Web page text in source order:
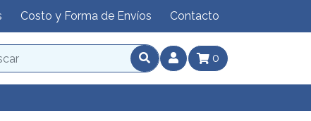
Costo y Forma de Envíos Contacto
0